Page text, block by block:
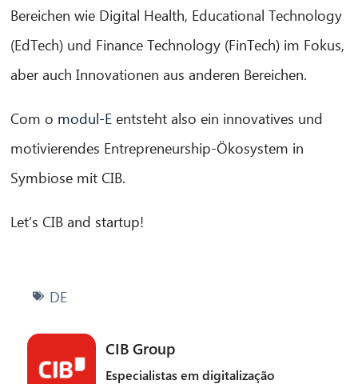
Bereichen wie Digital Health, Educational Technology
(EdTech) und Finance Technology (FinTech) im Fokus,
aber auch Innovationen aus anderen Bereichen.
Com o modul-E entsteht also ein innovatives und
motivierendes Entrepreneurship-Ökosystem in
Symbiose mit CIB.
Let’s CIB and startup!
DE
CIB Group
Especialistas em digitalização